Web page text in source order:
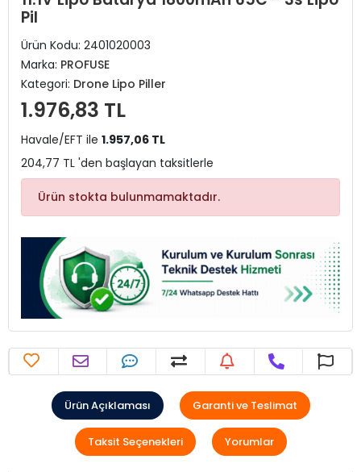
Pil
Ürün Kodu: 2401020003
Marka: PROFUSE
Kategori: Drone Lipo Piller
1.976,83 TL
Havale/EFT ile 1.957,06 TL
204,77 TL 'den başlayan taksitlerle
Ürün stokta bulunmamaktadır.
Ürün Açıklaması Garanti ve Teslimat
Taksit Seçenekleri Yorumlar